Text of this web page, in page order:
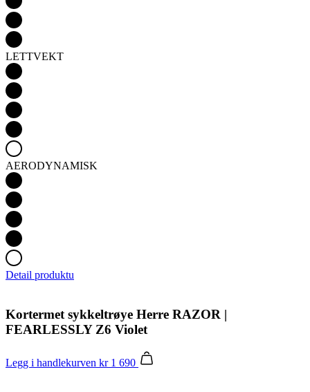
LETTVEKT
AERODYNAMISK
Detail produktu
Kortermet sykkeltrøye Herre RAZOR |
FEARLESSLY Z6 Violet
Legg i handlekurven kr 1 690